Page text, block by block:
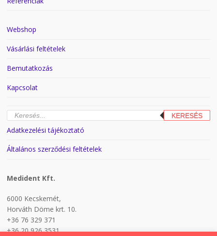
Webshop
Vásárlási feltételek
Bemutatkozás
Kapcsolat
Products
search KERESÉS
Adatkezelési tájékoztató
Általános szerződési feltételek
Medident Kft.
6000 Kecskemét,
Horváth Döme krt. 10.
+36 76 329 371
+36 20 926 3531